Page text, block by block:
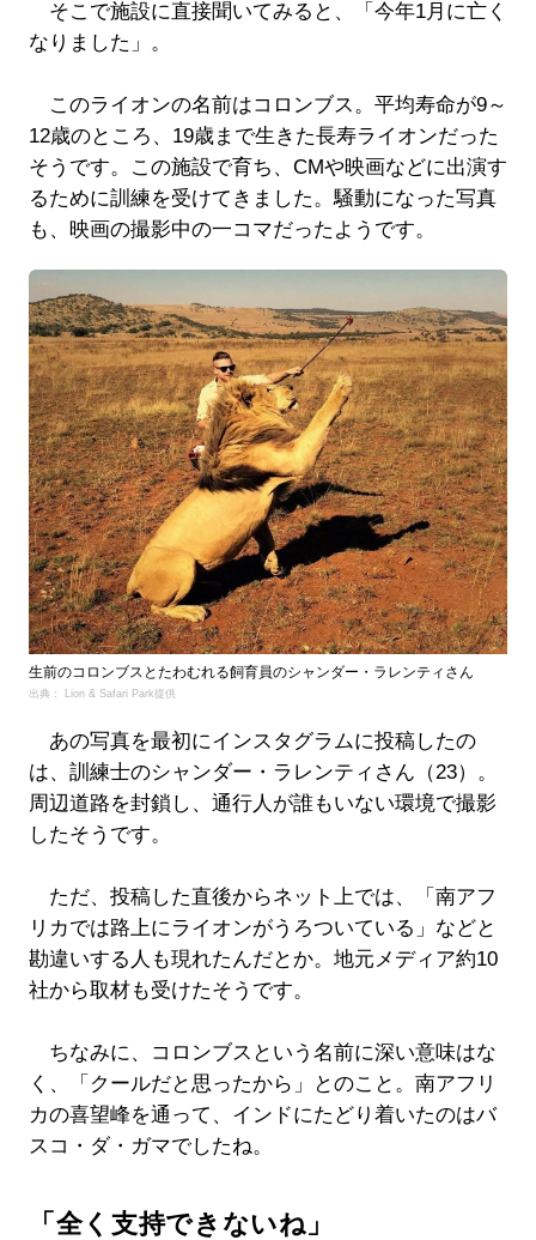
そこで施設に直接聞いてみると、「今年1月に亡く
なりました」。
このライオンの名前はコロンブス。平均寿命が9～
12歳のところ、19歳まで生きた長寿ライオンだった
そうです。この施設で育ち、CMや映画などに出演す
るために訓練を受けてきました。騒動になった写真
も、映画の撮影中の一コマだったようです。
生前のコロンブスとたわむれる飼育員のシャンダー・ラレンティさん
出典： Lion & Safari Park提供
あの写真を最初にインスタグラムに投稿したの
は、訓練士のシャンダー・ラレンティさん（23）。
周辺道路を封鎖し、通行人が誰もいない環境で撮影
したそうです。
ただ、投稿した直後からネット上では、「南アフ
リカでは路上にライオンがうろついている」などと
勘違いする人も現れたんだとか。地元メディア約10
社から取材も受けたそうです。
ちなみに、コロンブスという名前に深い意味はな
く、「クールだと思ったから」とのこと。南アフリ
カの喜望峰を通って、インドにたどり着いたのはバ
スコ・ダ・ガマでしたね。
「全く支持できないね」